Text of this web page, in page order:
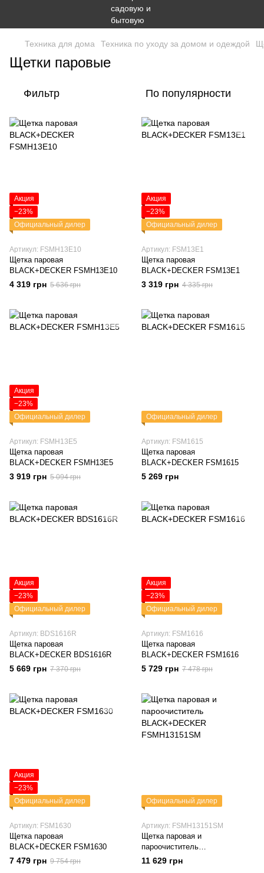
Техника для дома Техника по уходу за домом и одеждой
Щетки паровые
Фильтр По популярности
Акция
−23%
Официальный дилер
Артикул: FSMH13E10
Щетка паровая
BLACK+DECKER FSMH13E10
4 319 грн 5 636 грн
Акция
−23%
Официальный дилер
Артикул: FSM13E1
Щетка паровая
BLACK+DECKER FSM13E1
3 319 грн 4 335 грн
Акция
−23%
Официальный дилер
Артикул: FSMH13E5
Щетка паровая
BLACK+DECKER FSMH13E5
3 919 грн 5 094 грн
Официальный дилер
Артикул: FSM1615
Щетка паровая
BLACK+DECKER FSM1615
5 269 грн
Акция
−23%
Официальный дилер
Артикул: BDS1616R
Щетка паровая
BLACK+DECKER BDS1616R
5 669 грн 7 370 грн
Акция
−23%
Официальный дилер
Артикул: FSM1616
Щетка паровая
BLACK+DECKER FSM1616
5 729 грн 7 478 грн
Акция
−23%
Официальный дилер
Артикул: FSM1630
Щетка паровая
BLACK+DECKER FSM1630
7 479 грн 9 754 грн
Официальный дилер
Артикул: FSMH13151SM
Щетка паровая и
пароочиститель
BLACK+DECKER
FSMH13151SM
11 629 грн